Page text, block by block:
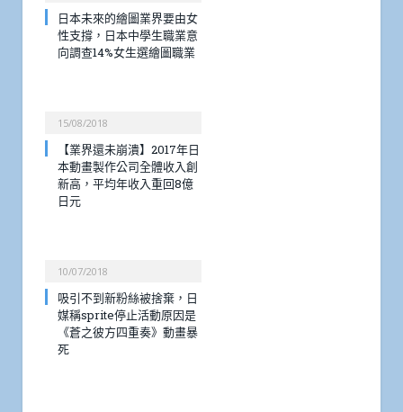
日本未來的繪圖業界要由女
性支撐，日本中學生職業意
向調查14%女生選繪圖職業
15/08/2018
【業界還未崩潰】2017年日
本動畫製作公司全體收入創
新高，平均年收入重回8億
日元
10/07/2018
吸引不到新粉絲被捨棄，日
媒稱sprite停止活動原因是
《蒼之彼方四重奏》動畫暴
死